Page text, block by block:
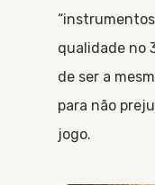
qualidade no
de ser a
para não
jogo.